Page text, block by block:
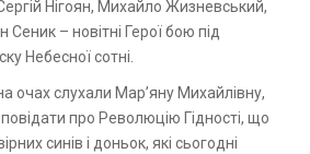
Нігоян, Михайло Жизневський,
Сеник – новітні Герої бою під
Небесної сотні.
очах слухали Мар’яну Михайлівну,
про Революцію Гідності, що
синів і доньок, які сьогодні